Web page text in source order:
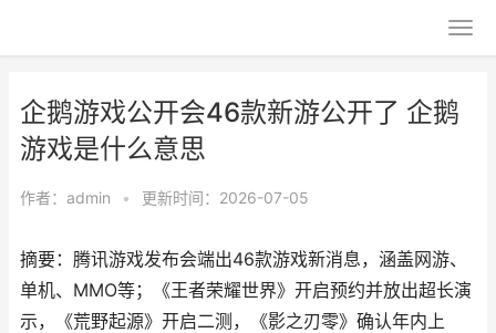
企鹅游戏公开会46款新游公开了 企鹅
游戏是什么意思
作者： admin • 更新时间：2026-07-05
摘要：腾讯游戏发布会端出46款游戏新消息，涵盖网游、
单机、MMO等；《王者荣耀世界》开启预约并放出超长演
示，《荒野起源》开启二测，《影之刃零》确认年内上